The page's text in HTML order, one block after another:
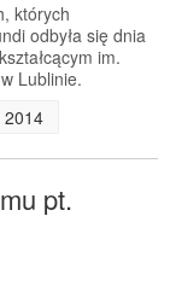
których
odbyła się dnia
im.
Lublinie.
2014
pt.